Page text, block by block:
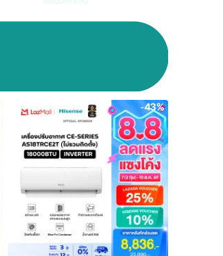
For Men Sport Shower
Cream 600  ml. Pump
-43%